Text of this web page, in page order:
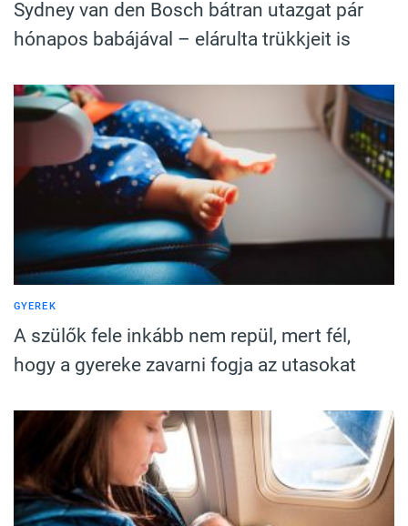
Sydney van den Bosch bátran utazgat pár
hónapos babájával – elárulta trükkjeit is
GYEREK
A szülők fele inkább nem repül, mert fél,
hogy a gyereke zavarni fogja az utasokat